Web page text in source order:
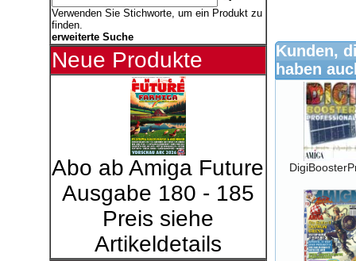
Verwenden Sie Stichworte, um ein Produkt zu
finden.
erweiterte Suche
Neue Produkte
Abo ab Amiga Future
Ausgabe 180 - 185
Preis siehe
Artikeldetails
Kunden,
haben